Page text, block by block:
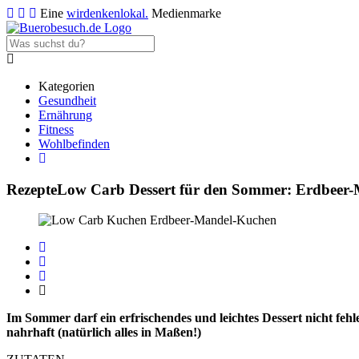
Eine wirdenkenlokal. Medienmarke
Kategorien
Gesundheit
Ernährung
Fitness
Wohlbefinden
RezepteLow Carb Dessert für den Sommer:
Im Sommer darf ein erfrischendes und leichtes Dessert nicht
nahrhaft (natürlich alles in Maßen!)